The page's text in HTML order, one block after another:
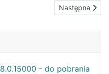
CROSS 2 – mobilny
Następna
Następna
- do pobrania